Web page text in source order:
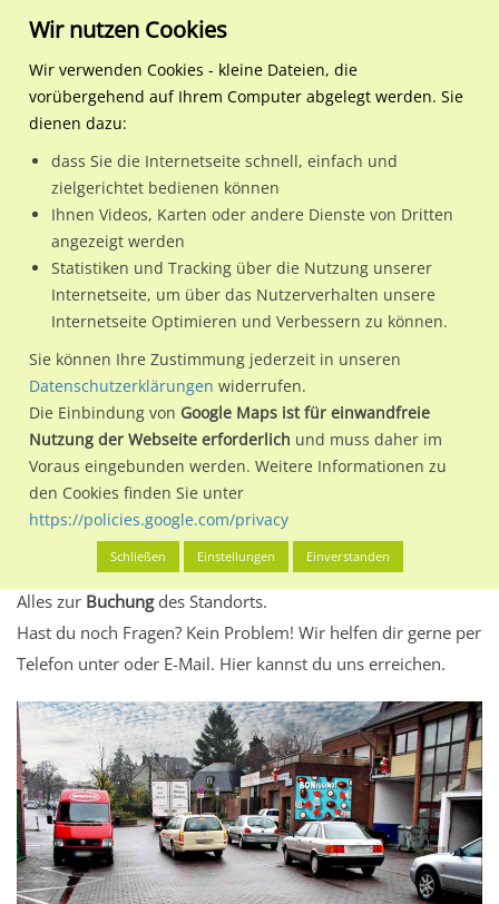
Regionale Plakatwerbung
Nordrhein-
Bergheim, Stadt
Am Jobberath 27/
50126 / Bergheim, Stadt
Nutze günstige Werbemöglichkeiten am Standort Am
Jobberath 27/Deringsgasse in Bergheim, Stadt.
Wir erheben für jede unserer Werbeflächen individuelle und
aktuelleStandortinformationenundLeistungswerte. Damit
kannst du dich schon vor der Buchung im Detail über den
Standort, seine Reichweite und Werbewirkung sowie
eventuelle Beschränkungen in den zugelassenen
Werbeinhalten informieren.
Alles klar? Dann findest du direkt im unteren Teil dieser Seite
Alles zur Buchungdes Standorts.
Hast du noch Fragen? Kein Problem! Wir helfen dir gerne per
Telefon unter oder E-Mail. Hier kannst du uns erreichen.
Wir nutzen Cookies
Wir verwenden Cookies - kleine Dateien, die
vorübergehend auf Ihrem Computer abgelegt werden. Sie
dienen dazu:
dass Sie die Internetseite schnell, einfach und
zielgerichtet bedienen können
Ihnen Videos, Karten oder andere Dienste von Dritten
angezeigt werden
Statistiken und Tracking über die Nutzung unserer
Internetseite, um über das Nutzerverhalten unsere
Internetseite Optimieren und Verbessern zu können.
Sie können Ihre Zustimmung jederzeit in unseren
Datenschutzerklärungen widerrufen.
Die Einbindung von Google Maps ist für einwandfreie
Nutzung der Webseite erforderlich und muss daher im
Voraus eingebunden werden. Weitere Informationen zu
den Cookies finden Sie unter
https://policies.google.com/privacy
Schließen Einstellungen Einverstanden